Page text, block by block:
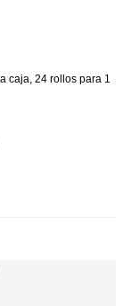
caja, 24 rollos para 1